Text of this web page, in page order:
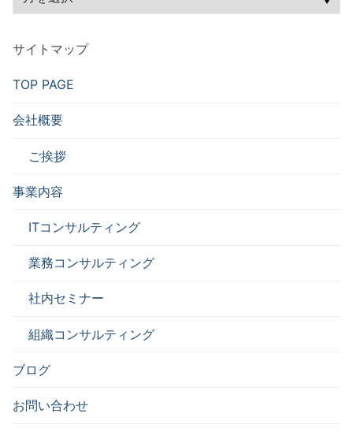
イ
サイトマップ
TOP PAGE
会社概要
ご挨拶
事業内容
ITコンサルティング
業務コンサルティング
社内セミナー
組織コンサルティング
ブログ
お問い合わせ